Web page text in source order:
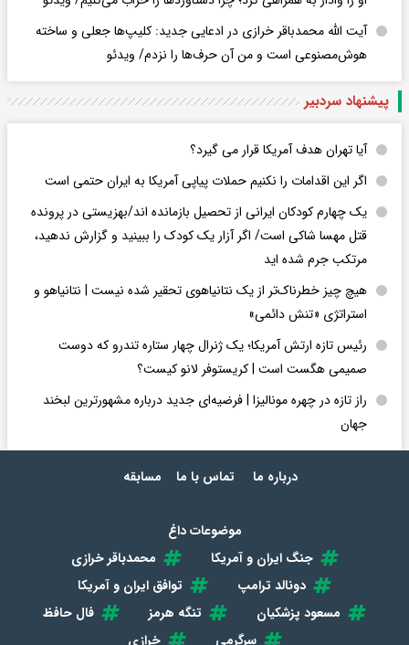
آیت الله محمدباقر خرازی در ادعایی جدید: کلیپ‌ها جعلی و ساخته
هوش‌مصنوعی است و من آن حرف‌ها را نزدم/ ویدئو
پیشنهاد سردبیر
آیا تهران هدف آمریکا قرار می گیرد؟
اگر این اقدامات را نکنیم حملات پیاپی آمریکا به ایران حتمی است
یک چهارم کودکان ایرانی از تحصیل بازمانده اند/بهزیستی در پرونده
قتل مهسا شاکی است/ اگر آزار یک کودک را ببینید و گزارش ندهید،
مرتکب جرم شده اید
هیچ چیز خطرناک‌تر از یک نتانیاهوی تحقیر شده نیست | نتانیاهو و
استراتژی «تنش دائمی»
رئیس تازه ارتش آمریکا؛ یک ژنرال چهار ستاره تندرو که دوست
صمیمی هگست است | کریستوفر لانو کیست؟
راز تازه در چهره مونالیزا | فرضیه‌ای جدید درباره مشهورترین لبخند
جهان
درباره ما تماس با ما مسابقه
موضوعات داغ
جنگ ایران و آمریکا
محمدباقر خرازی
دونالد ترامپ
توافق ایران و آمریکا
مسعود پزشکیان
تنگه هرمز
فال حافظ
سرگرمی
خرازی